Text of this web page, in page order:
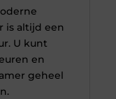
is altijd een
U kunt
en
geheel